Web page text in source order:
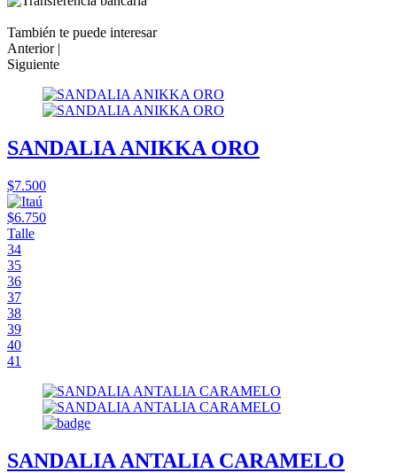
También te puede interesar
Anterior |
Siguiente
SANDALIA ANIKKA ORO
$7.500
$6.750
Talle
34
35
36
37
38
39
40
41
SANDALIA ANTALIA CARAMELO